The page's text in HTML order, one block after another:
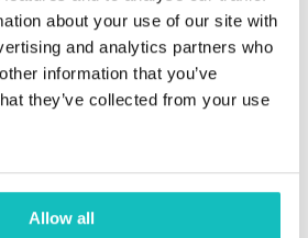
about your use of our site with
and analytics partners who
information that you’ve
they’ve collected from your use
Allow all
nie będę wspominał o
to banał, ale schludne i
zrobić robotę. Jeżeli dostaje do
dokumentu, który nie ma ładu
tekstu woła o pomstę do
w stanie go ogarnąć.
powie, że jestem czepialski, ale
w CV wpisane kursy czy szkolenia,